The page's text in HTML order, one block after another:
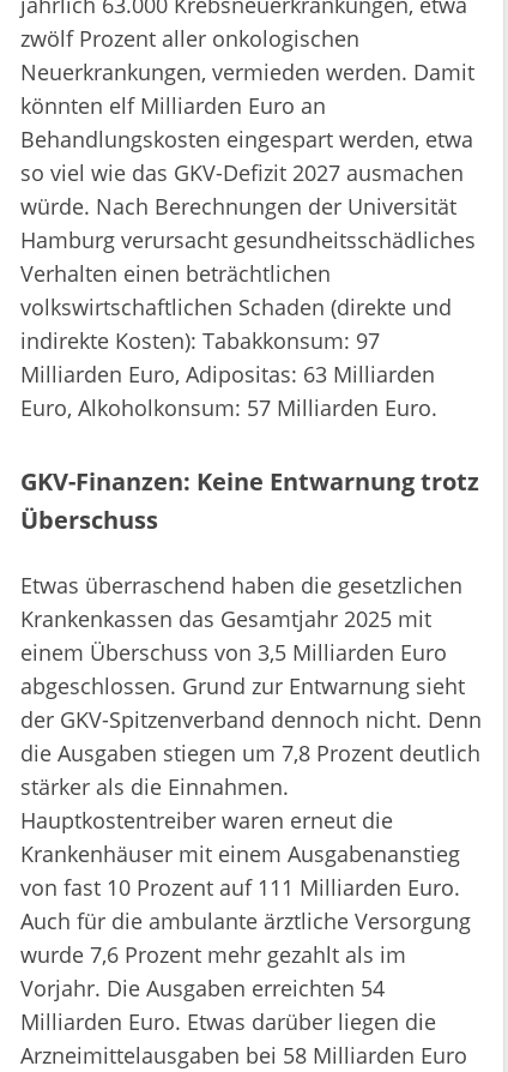
zwölf Prozent aller onkologischen
Neuerkrankungen, vermieden werden. Damit
könnten elf Milliarden Euro an
Behandlungskosten eingespart werden, etwa
so viel wie das GKV-Defizit 2027 ausmachen
würde. Nach Berechnungen der Universität
Hamburg verursacht gesundheitsschädliches
Verhalten einen beträchtlichen
volkswirtschaftlichen Schaden (direkte und
indirekte Kosten): Tabakkonsum: 97
Milliarden Euro, Adipositas: 63 Milliarden
Euro, Alkoholkonsum: 57 Milliarden Euro.
GKV-Finanzen: Keine Entwarnung trotz
Überschuss
Etwas überraschend haben die gesetzlichen
Krankenkassen das Gesamtjahr 2025 mit
einem Überschuss von 3,5 Milliarden Euro
abgeschlossen. Grund zur Entwarnung sieht
der GKV-Spitzenverband dennoch nicht. Denn
die Ausgaben stiegen um 7,8 Prozent deutlich
stärker als die Einnahmen.
Hauptkostentreiber waren erneut die
Krankenhäuser mit einem Ausgabenanstieg
von fast 10 Prozent auf 111 Milliarden Euro.
Auch für die ambulante ärztliche Versorgung
wurde 7,6 Prozent mehr gezahlt als im
Vorjahr. Die Ausgaben erreichten 54
Milliarden Euro. Etwas darüber liegen die
Arzneimittelausgaben bei 58 Milliarden Euro